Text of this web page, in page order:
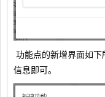
功能点的新增界面如
信息即可。